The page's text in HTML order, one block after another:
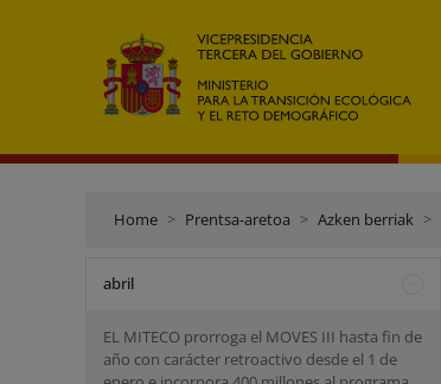
Home Prentsa-aretoa Azken berriak
abril
EL MITECO prorroga el MOVES III hasta fin de
año con carácter retroactivo desde el 1 de